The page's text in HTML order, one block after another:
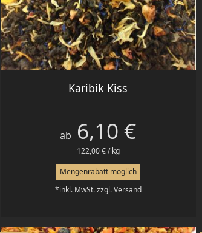
Nepal
seltene Grüntee
GELBER TEE BEUTELTEES
Vorschau
Karibik Kiss
Preis
ab 6,10 €
122,00 € / kg
Mengenrabatt möglich
*inkl. MwSt. zzgl. Versand